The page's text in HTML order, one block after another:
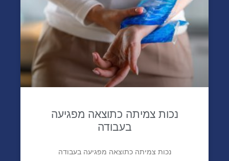
נכות צמיתה כתוצאה מפגיעה
בעבודה
נכות צמיתה כתוצאה מפגיעה בעבודה